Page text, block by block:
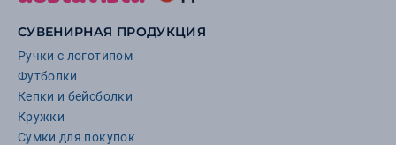
СУВЕНИРНАЯ ПРОДУКЦИЯ
Ручки с логотипом
Футболки
Кепки и бейсболки
Кружки
Сумки для покупок